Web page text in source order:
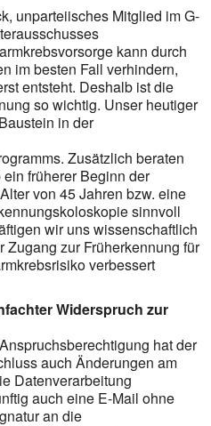
unparteiisches Mitglied im G-
kann durch
im besten Fall verhindern,
entsteht. Deshalb ist die
so wichtig. Unser heutiger
in der
Zusätzlich beraten
früherer Beginn der
von 45 Jahren bzw. eine
sinnvoll
wir uns wissenschaftlich
Zugang zur Früherkennung für
verbessert
Widerspruch zur
hat der
auch Änderungen am
Datenverarbeitung
auch eine E-Mail ohne
an die